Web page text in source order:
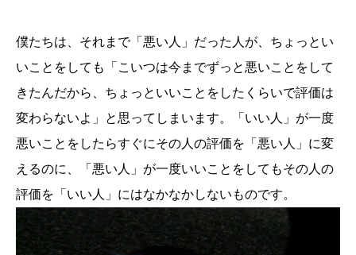
僕たちは、それまで「悪い人」だった人が、ちょっとい
いことをしても「こいつは今までずっと悪いことをして
きたんだから、ちょっといいことをしたくらいで評価は
変わらないよ」と思ってしまいます。「いい人」が一度
悪いことをしたらすぐにその人の評価を「悪い人」に変
えるのに、「悪い人」が一度いいことをしてもその人の
評価を「いい人」にはなかなかしないものです。